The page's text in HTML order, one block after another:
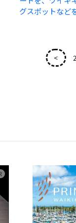
グスポットなど
< 2
広告